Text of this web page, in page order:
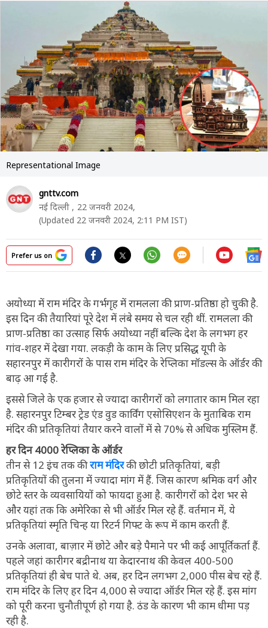
Representational Image
gnttv.com
नई दिल्ली , 22 जनवरी 2024,
(Updated 22 जनवरी 2024, 2:11 PM IST)
Prefer us on
अयोध्या में राम मंदिर के गर्भगृह में रामलला की प्राण-प्रतिष्ठा हो चुकी है.
इस दिन की तैयारियां पूरे देश में लंबे समय से चल रही थीं. रामलला की
प्राण-प्रतिष्ठा का उत्साह सिर्फ अयोध्या नहीं बल्कि देश के लगभग हर
गांव-शहर में देखा गया. लकड़ी के काम के लिए प्रसिद्ध यूपी के
सहारनपुर में कारीगरों के पास राम मंदिर के रेप्लिका मॉडल्स के ऑर्डर की
बाढ़ आ गई है.
इससे जिले के एक हजार से ज्यादा कारीगरों को लगातार काम मिल रहा
है. सहारनपुर टिम्बर ट्रेड एंड वुड कार्विंग एसोसिएशन के मुताबिक राम
मंदिर की प्रतिकृतियां तैयार करने वालों में से 70% से अधिक मुस्लिम हैं.
हर दिन 4000 रेप्लिका के ऑर्डर
तीन से 12 इंच तक कीराम मंदिरकी छोटी प्रतिकृतियां, बड़ी
प्रतिकृतियों की तुलना में ज्यादा मांग में हैं. जिस कारण श्रमिक वर्ग और
छोटे स्तर के व्यवसायियों को फायदा हुआ है. कारीगरों को देश भर से
और यहां तक ​​कि अमेरिका से भी ऑर्डर मिल रहे हैं. वर्तमान में, ये
प्रतिकृतियां स्मृति चिन्ह या रिटर्न गिफ्ट के रूप में काम करती हैं.
उनके अलावा, बाज़ार में छोटे और बड़े पैमाने पर भी कई आपूर्तिकर्ता हैं.
पहले जहां कारीगर बद्रीनाथ या केदारनाथ की केवल 400-500
प्रतिकृतियां ही बेच पाते थे. अब, हर दिन लगभग 2,000 पीस बेच रहे हैं.
राम मंदिर के लिए हर दिन 4,000 से ज्यादा ऑर्डर मिल रहे हैं. इस मांग
को पूरी करना चुनौतीपूर्ण हो गया है. ठंड के कारण भी काम धीमा पड़
रही है.